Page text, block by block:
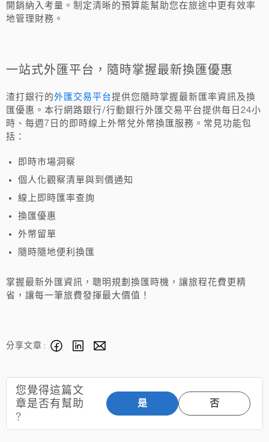
開銷納入考量。制定清晰的預算能幫助您在旅途中更有效率
地管理財務。
一站式外匯平台，隨時掌握最新換匯優惠
渣打銀行的外匯交易平台提供您隨時掌握最新匯率資訊及換
匯優惠。本行網路銀行/行動銀行外匯交易平台提供每日24小
時、每週7日的即時線上外幣兌外幣換匯服務。常見功能包
括：
即時市場洞察
個人化觀察清單與到價通知
線上即時匯率查詢
換匯優惠
外幣留單
隨時隨地便利換匯
掌握最新外匯資訊，聰明規劃換匯時機，讓旅程花費更精
省，讓每一筆旅費發揮最大價值！
分享文章 :
您覺得這篇文
章是否有幫助
?
是 否